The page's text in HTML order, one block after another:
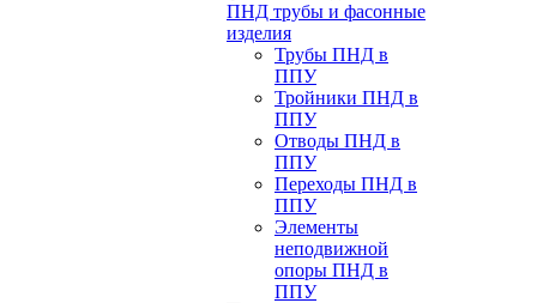
ПНД трубы и фасонные
изделия
Трубы ПНД в
ППУ
Тройники ПНД в
ППУ
Отводы ПНД в
ППУ
Переходы ПНД в
ППУ
Элементы
неподвижной
опоры ПНД в
ППУ